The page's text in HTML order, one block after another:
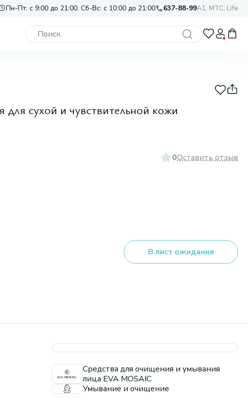
Пн-Пт: с 9:00 до 21:00. Сб-Вс: с 10:00 до 21:00 637-88-99A1, МТС, Life
сухой и чувствительной кожи
0Оставить отзыв
В лист ожидания
Средства для очищения и умывания
лица EVA MOSAIC
Умывание и очищение